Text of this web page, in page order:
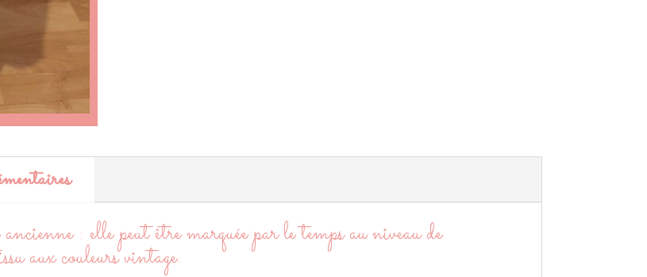
: elle peut être marquée par le temps au niveau de
aux couleurs vintage.